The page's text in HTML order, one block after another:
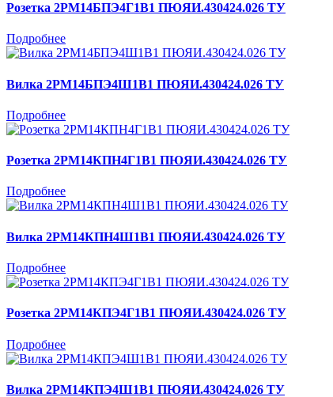
Розетка 2РМ14БПЭ4Г1В1 ПЮЯИ.430424.026 ТУ
Подробнее
Вилка 2РМ14БПЭ4Ш1В1 ПЮЯИ.430424.026 ТУ
Подробнее
Розетка 2РМ14КПН4Г1В1 ПЮЯИ.430424.026 ТУ
Подробнее
Вилка 2РМ14КПН4Ш1В1 ПЮЯИ.430424.026 ТУ
Подробнее
Розетка 2РМ14КПЭ4Г1В1 ПЮЯИ.430424.026 ТУ
Подробнее
Вилка 2РМ14КПЭ4Ш1В1 ПЮЯИ.430424.026 ТУ